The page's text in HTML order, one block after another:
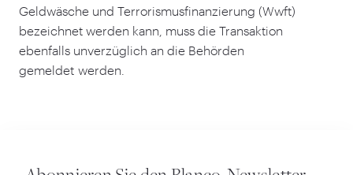
Geldwäsche und Terrorismusfinanzierung (Wwft)
bezeichnet werden kann, muss die Transaktion
ebenfalls unverzüglich an die Behörden
gemeldet werden.